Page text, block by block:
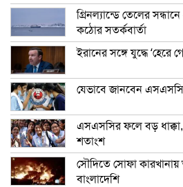
গ্রিনল্যান্ডে তেলের সন্ধানে
কঠোর সতর্কবার্তা
ইরানের সঙ্গে যুদ্ধে ‘হেরে
যেভাবে জানবেন
এসএসসির ফলে বড়
শতাংশ
সৌদিতে সোফা কারখানায়
বাংলাদেশি